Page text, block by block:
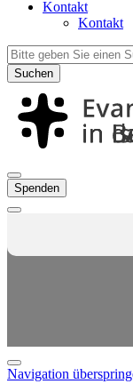
Kontakt
Kontakt
Suchen
Spenden
Navigation